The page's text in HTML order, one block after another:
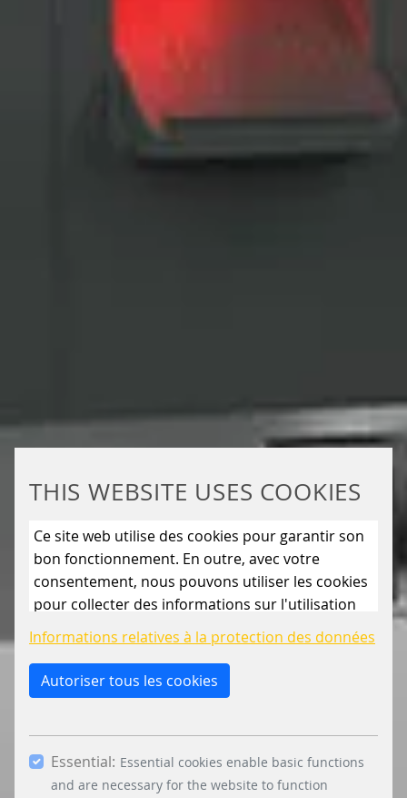
THIS WEBSITE USES COOKIES
Ce site web utilise des cookies pour garantir son
bon fonctionnement. En outre, avec votre
consentement, nous pouvons utiliser les cookies
pour collecter des informations sur l'utilisation
du site web afin de l'améliorer en permanence.
En cliquant sur le bouton « Autoriser uniquement
les cookies essentiels », vous refusez l'utilisation
de cookies autres que ceux qui sont strictement
et « Marketing » et en cliquant sur le bouton «
Autoriser la sélection », vous acceptez l'utilisation
d'autres cookies. En cliquant sur le bouton «
Informations relatives à la protection des données
Autoriser tous les cookies
Essential: Essential cookies enable basic functions
and are necessary for the website to function